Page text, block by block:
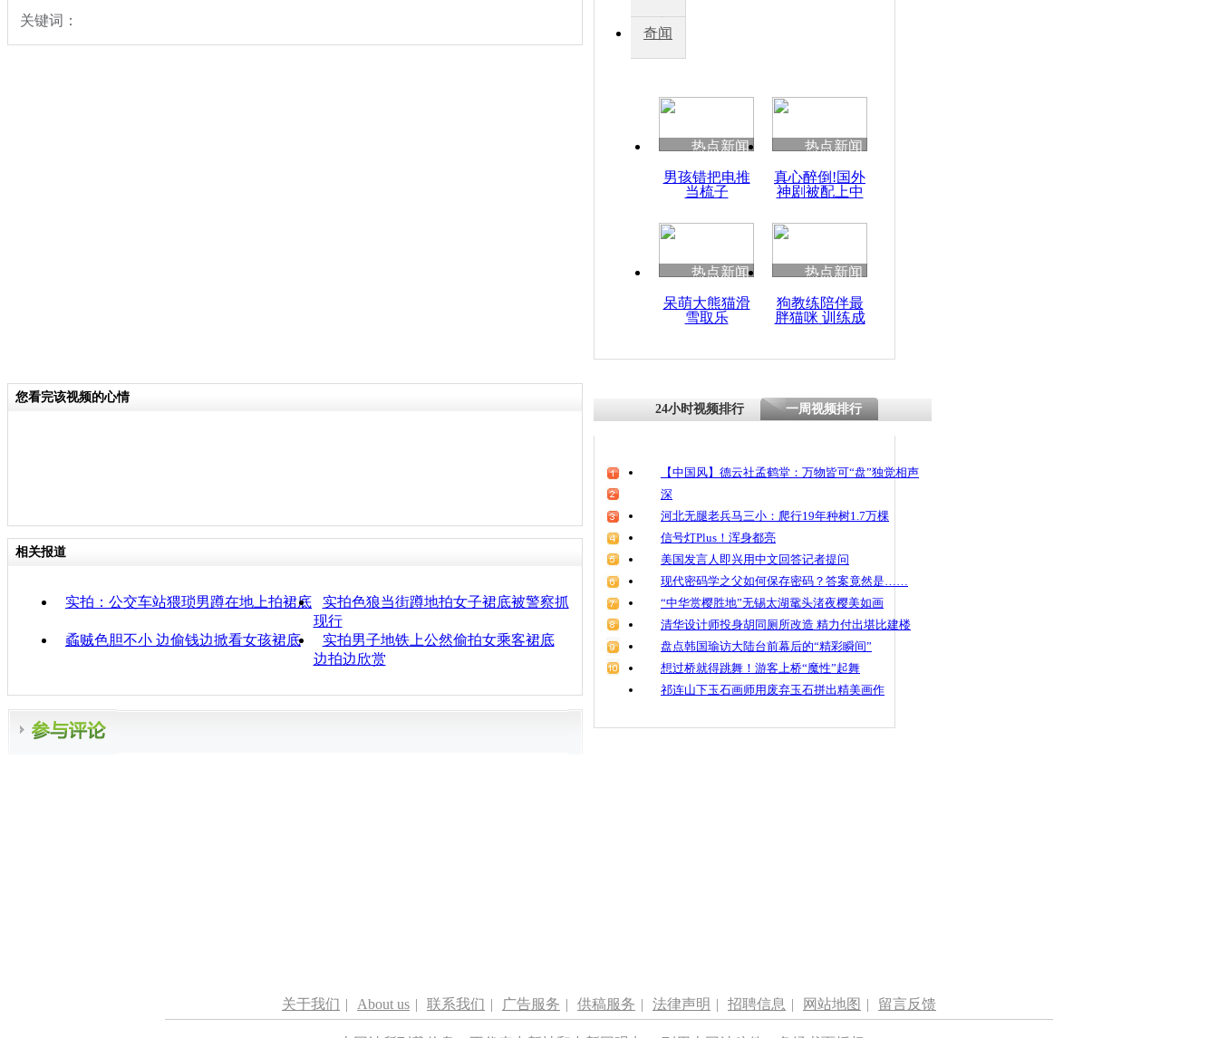
因
度苗族花山节
魂
关键词： 秀
奇闻
热点新闻
男孩错把电推
当梳子
热点新闻
真心醉倒!国外
神剧被配上中
热点新闻
呆萌大熊猫滑
雪取乐
热点新闻
狗教练陪伴最
胖猫咪 训练成
您看完该视频的心情
相关报道
实拍：公交车站猥琐男蹲在地上拍裙底
实拍色狼当街蹲地拍女子裙底被警察抓
现行
蟊贼色胆不小 边偷钱边掀看女孩裙底
实拍男子地铁上公然偷拍女乘客裙底
边拍边欣赏
24小时视频排行 一周视频排行
【中国风】德云社孟鹤堂：万物皆可“盘”独觉相声
深
河北无腿老兵马三小：爬行19年种树1.7万棵
信号灯Plus！浑身都亮
美国发言人即兴用中文回答记者提问
现代密码学之父如何保存密码？答案竟然是……
“中华赏樱胜地”无锡太湖鼋头渚夜樱美如画
清华设计师投身胡同厕所改造 精力付出堪比建楼
盘点韩国瑜访大陆台前幕后的“精彩瞬间”
想过桥就得跳舞！游客上桥“魔性”起舞
祁连山下玉石画师用废弃玉石拼出精美画作
关于我们 | About us | 联系我们 | 广告服务 | 供稿服务 | 法律声明 | 招聘信息 | 网站地图 | 留言反馈